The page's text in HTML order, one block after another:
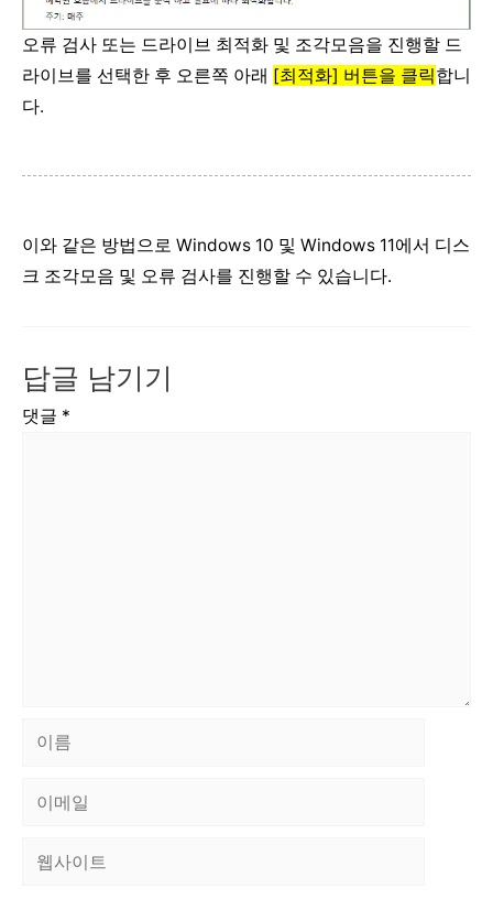
오류 검사 또는 드라이브 최적화 및 조각모음을 진행할 드
라이브를 선택한 후 오른쪽 아래 [최적화] 버튼을 클릭합니
다.
이와 같은 방법으로 Windows 10 및 Windows 11에서 디스
크 조각모음 및 오류 검사를 진행할 수 있습니다.
답글 남기기
댓글 *